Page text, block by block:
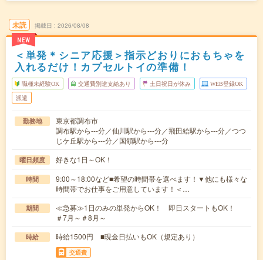
未読
NEW
掲載日 2026/08/08
＜単発＊シニア応援＞指示どおりにおもちゃを
入れるだけ！カプセルトイの準備！
職種未経験OK 交通費別途支給あり 土日祝日が休み WEB登録OK
派遣
勤務地
東京都調布市
調布駅から---分／仙川駅から---分／飛田給駅から---分／つつ
じケ丘駅から---分／国領駅から---分
曜日頻度 好きな1日～OK！
時間
9:00～18:00など■希望の時間帯を選べます！▼他にも様々な
時間帯でお仕事をご用意しています！＜…
期間
≪急募≫1日のみの単発からOK！ 即日スタートもOK！
＃7月～＃8月～
時給 時給1500円 ■現金日払いもOK（規定あり）
交通費